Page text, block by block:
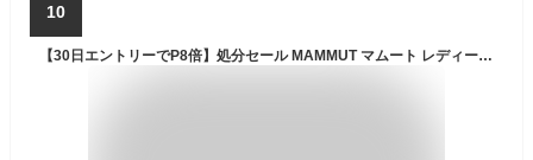
10
【30日エントリーでP8倍】処分セール MAMMUT マムート レディース Albula IN Hybrid Jacket Women 1013-02011 ダウンジャケット 冬期登山 バックカントリー アウトドア 撥水 インナーダウン